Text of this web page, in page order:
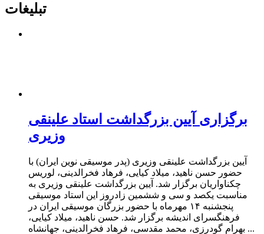
تبلیغات
برگزاری آیین بزرگداشت استاد علینقی
وزیری
آیین بزرگداشت علینقی وزیری (پدر موسیقی نوین ایران) با
حضور حسن ناهید، میلاد کیایی، فرهاد فخرالدینی، لوریس
چکناواریان برگزار شد. آیین بزرگداشت علینقی وزیری به
مناسبت یکصد و سی و ششمین زادروز این استاد موسیقی
پنجشنبه ۱۴ مهرماه با حضور بزرگان موسیقی ایران در
فرهنگسرای اندیشه برگزار شد. حسن ناهید، میلاد کیایی،
بهرام گودرزی، محمد مقدسی، فرهاد فخرالدینی، جهانشاه ...